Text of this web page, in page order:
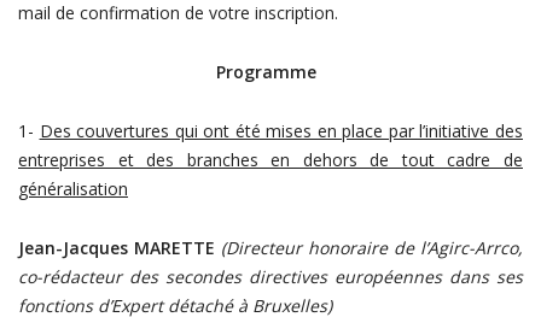
mail de confirmation de votre inscription.
Programme
1- Des couvertures qui ont été mises en place par l’initiative des
entreprises et des branches en dehors de tout cadre de
généralisation
Jean-Jacques MARETTE (Directeur honoraire de l’Agirc-Arrco,
co-rédacteur des secondes directives européennes dans ses
fonctions d’Expert détaché à Bruxelles)